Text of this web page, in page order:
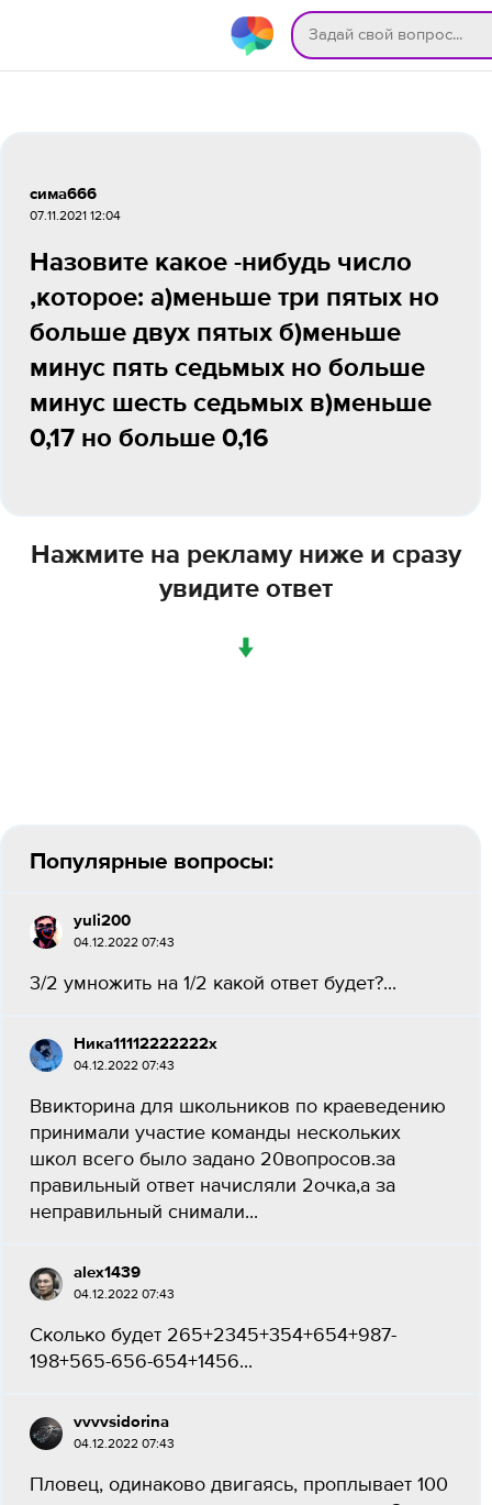
сима666
07.11.2021 12:04
Назовите какое -нибудь число
,которое: а)меньше три пятых но
больше двух пятых б)меньше
минус пять седьмых но больше
минус шесть седьмых в)меньше
0,17 но больше 0,16
Нажмите на рекламу ниже и сразу
увидите ответ
↓
Популярные вопросы:
yuli200
04.12.2022 07:43
3/2 умножить на 1/2 какой ответ будет?...
Ника11112222222x
04.12.2022 07:43
Ввикторина для школьников по краеведению
принимали участие команды нескольких
школ всего было задано 20вопросов.за
правильный ответ начисляли 2очка,а за
неправильный снимали...
alex1439
04.12.2022 07:43
Сколько будет 265+2345+354+654+987-
198+565-656-654+1456...
vvvvsidorina
04.12.2022 07:43
Пловец, одинаково двигаясь, проплывает 100